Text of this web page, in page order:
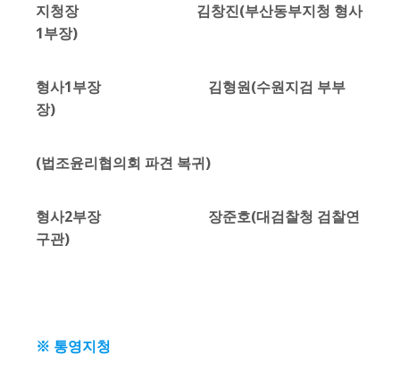
지청장 김창진(부산동부지청 형사
1부장)
형사1부장 김형원(수원지검 부부
장)
(법조윤리협의회 파견 복귀)
형사2부장 장준호(대검찰청 검찰연
구관)
※ 통영지청